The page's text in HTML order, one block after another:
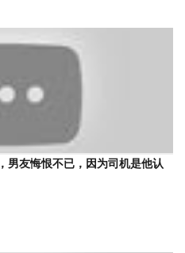
男友悔恨不已，因为司机是他认